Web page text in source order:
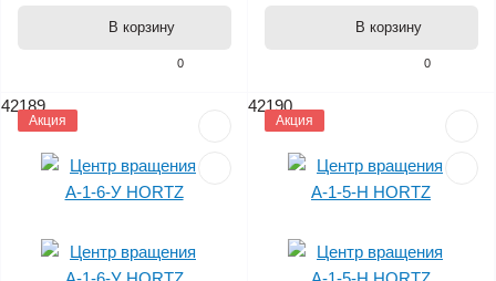
0
В корзину
0
В корзину
42189
Акция
42190
Акция